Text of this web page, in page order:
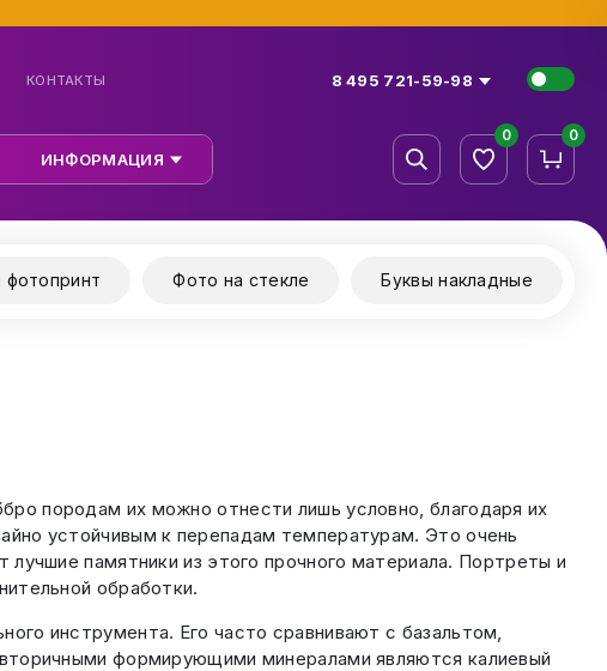
КОНТАКТЫ 8 495 721-59-98
ИНФОРМАЦИЯ
0 0
фотопринт Фото на стекле Буквы накладные
породам их можно отнести лишь условно, благодаря их
устойчивым к перепадам температурам. Это очень
памятники из этого прочного материала. Портреты и
обработки.
инструмента. Его часто сравнивают с базальтом,
формирующими минералами являются калиевый